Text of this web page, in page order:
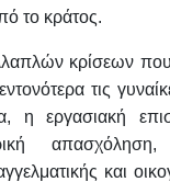
το κράτος.
κρίσεων
τις
η εργασιακή
και